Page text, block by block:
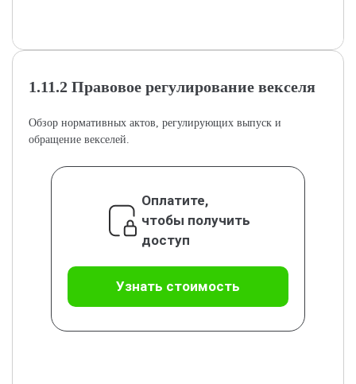
1.11.2 Правовое регулирование векселя
Обзор нормативных актов, регулирующих выпуск и
обращение векселей.
Оплатите,
чтобы получить
доступ
Узнать стоимость